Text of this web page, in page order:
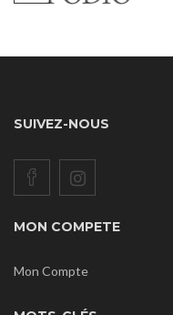
SUIVEZ-NOUS
MON COMPETE
Mon Compte